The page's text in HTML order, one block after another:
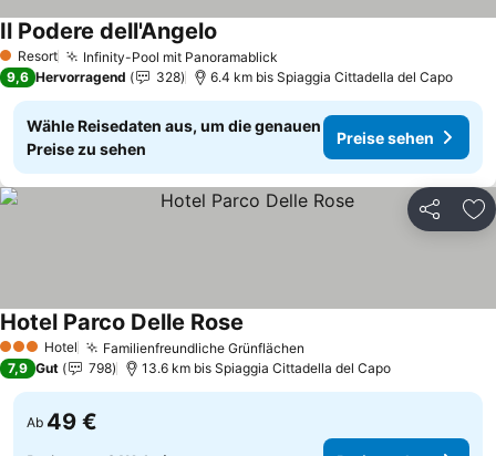
1 Sterne
Resort Infinity-Pool mit Panoramablick
Il Podere dell'Angelo
9,6 Hervorragend 328 6.4 km bis Spiaggia Cittadella del Capo
Wähle Reisedaten aus, um die genauen
Preise zu sehen
Preise sehen
Teilen
3 SterneHotel Familienfreundliche Grünflächen
Hotel Parco Delle Rose
7,9 Gut 798 13.6 km bis Spiaggia Cittadella del Capo
Ab 49 €